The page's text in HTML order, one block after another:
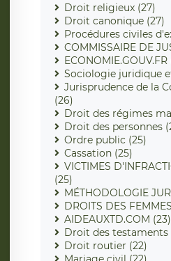
Droit religieux (27)
Droit canonique (27)
Procédures civiles
COMMISSAIRE DE
ECONOMIE.GOUV.FR
Sociologie juridique
Jurisprudence de la
(26)
Droit des régimes
Droit des personnes
Ordre public (25)
Cassation (25)
VICTIMES
(25)
MÉTHODOLOGIE
DROITS DES
AIDEAUXTD.COM (23)
Droit des testaments
Droit routier (22)